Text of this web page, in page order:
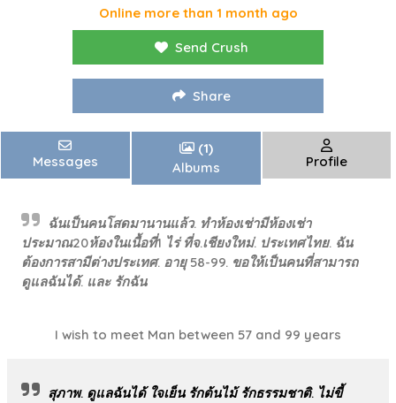
Online more than 1 month ago
Send Crush
Share
Messages
(1)
Albums
Profile
ฉันเป็นคนโสดมานานแล้ว. ทำห้องเช่ามีห้องเช่า
ประมาณ20ห้องในเนื้อที่1 ไร่ ที่จ.เชียงใหม่. ประเทศไทย. ฉัน
ต้องการสามีต่างประเทศ. อายุ 58-99. ขอให้เป็นคนที่สามารถ
ดูแลฉันได้. และ รักฉัน
I wish to meet Man between 57 and 99 years
สุภาพ. ดูแลฉันได้ ใจเย็น รักต้นไม้ รักธรรมชาติ. ไม่ขี้